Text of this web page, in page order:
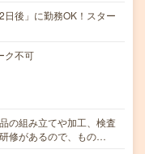
後」に勤務OK！スター
不可
の組み立てや加工、検査
修があるので、もの…